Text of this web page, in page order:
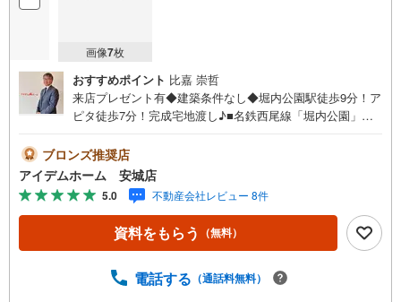
画像7枚
おすすめポイント 比嘉 崇哲
来店プレゼント有◆建築条件なし◆堀内公園駅徒歩9分！ア
ピタ徒歩7分！完成宅地渡し♪■名鉄西尾線「堀内公園」駅
圏内◎■小学校＆保育園が徒歩10分で子育て環境良好！■建
築条件なし！お好きなハウスメーカーで建築可能♪■ライフ
ライン＆造成工事後の完成宅地渡し！《本日見学OK！》営
業時間内（9:00～19:00）は、下記電話フォームよりお電話
をして頂けるとスムーズに見学のご案内ができます。＜自
己資金0円でも大丈夫＞*水曜日も営業しております*今から
出来ます*自営業の方・買い替えの方など資金計画でご不安
ブロンズ推奨店
アイデムホーム 安城店
5.0 不動産会社レビュー 8件
資料をもらう （無料）
電話する （通話料無料）